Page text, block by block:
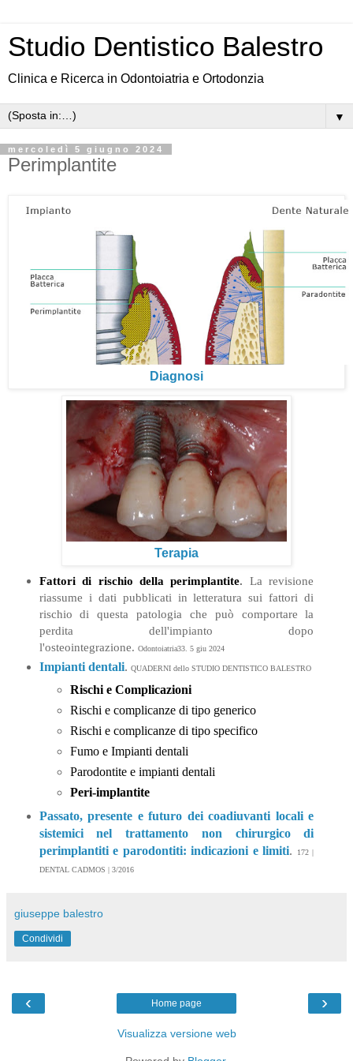
Studio Dentistico Balestro
Clinica e Ricerca in Odontoiatria e Ortodonzia
▼
mercoledì 5 giugno 2024
Perimplantite
Diagnosi
Terapia
Fattori di rischio della perimplantite. La revisione
riassume i dati pubblicati in letteratura sui fattori di
rischio di questa patologia che può comportare la
perdita dell'impianto dopo
l'osteointegrazione. Odontoiatria33. 5 giu 2024
Impianti dentali. QUADERNI dello STUDIO DENTISTICO BALESTRO
Rischi e Complicazioni
Rischi e complicanze di tipo generico
Rischi e complicanze di tipo specifico
Fumo e Impianti dentali
Parodontite e impianti dentali
Peri-implantite
Passato, presente e futuro dei coadiuvanti locali e
sistemici nel trattamento non chirurgico di
perimplantiti e parodontiti: indicazioni e limiti.
172 |
DENTAL CADMOS | 3/2016
giuseppe balestro
Condividi
‹ ›
Home page
Visualizza versione web